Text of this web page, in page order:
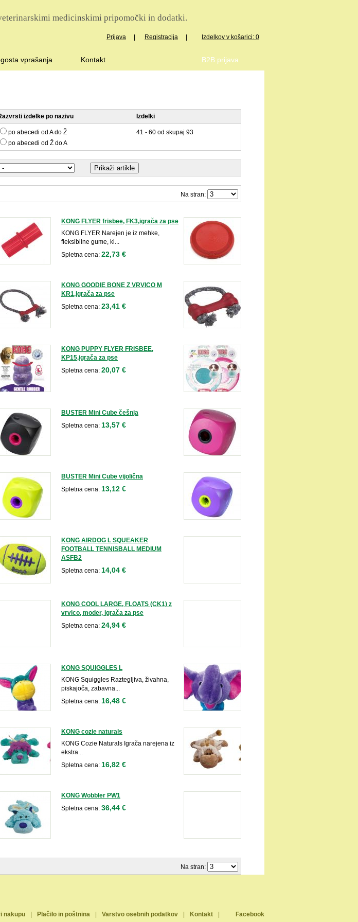
medicinskimi pripomočki in dodatki.
Prijava Registracija Izdelkov v košarici: 0
vprašanja Kontakt B2B prijava
izdelke po nazivu Izdelki
po abecedi od A do Ž
po abecedi od Ž do A
41 - 60 od skupaj 93
Na stran:
KONG FLYER frisbee, FK3,igrača za pse
KONG FLYER Narejen je iz mehke,
fleksibilne gume, ki...
Spletna cena: 22,73 €
KONG GOODIE BONE Z VRVICO M
KR1,igrača za pse
Spletna cena: 23,41 €
KONG PUPPY FLYER FRISBEE,
KP15,igrača za pse
Spletna cena: 20,07 €
BUSTER Mini Cube češnja
Spletna cena: 13,57 €
BUSTER Mini Cube vijolična
Spletna cena: 13,12 €
KONG AIRDOG L SQUEAKER
FOOTBALL TENNISBALL MEDIUM
ASFB2
Spletna cena: 14,04 €
KONG COOL LARGE, FLOATS (CK1) z
vrvico, moder, igrača za pse
Spletna cena: 24,94 €
KONG SQUIGGLES L
KONG Squiggles Raztegljiva, živahna,
piskajoča, zabavna...
Spletna cena: 16,48 €
KONG cozie naturals
KONG Cozie Naturals Igrača narejena iz
ekstra...
Spletna cena: 16,82 €
KONG Wobbler PW1
Spletna cena: 36,44 €
Na stran:
nakupu Plačilo in poštnina Varstvo osebnih podatkov Kontakt Facebook